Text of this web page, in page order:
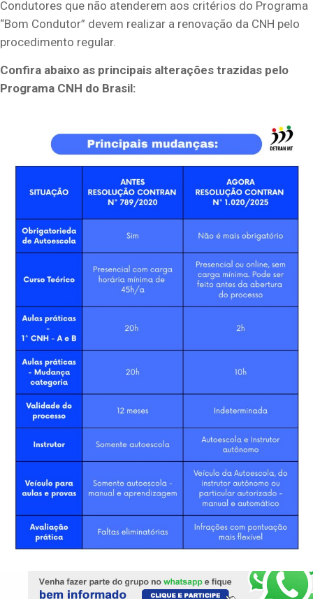
Condutores que não atenderem aos critérios do Programa
“Bom Condutor” devem realizar a renovação da CNH pelo
procedimento regular.
Confira abaixo as principais alterações trazidas pelo
Programa CNH do Brasil: